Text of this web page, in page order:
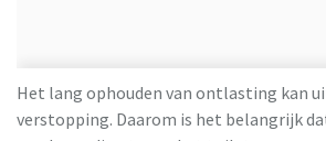
Het lang ophouden van ontlasting kan
verstopping. Daarom is het belangrijk